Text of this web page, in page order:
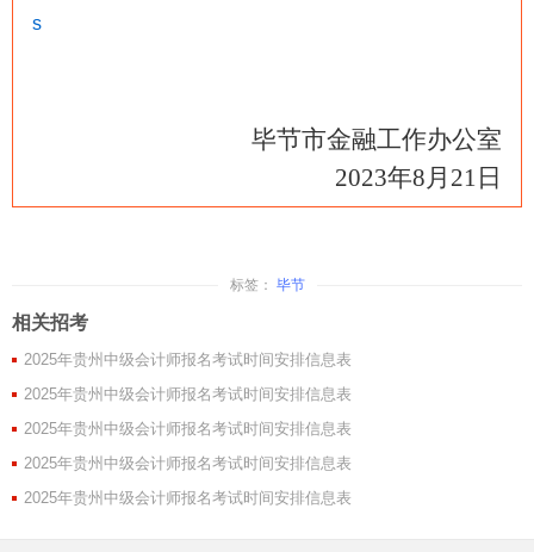
s
毕节市金融工作办公室
2023年8月21日
标签： 毕节
相关招考
2025年贵州中级会计师报名考试时间安排信息表
2025年贵州中级会计师报名考试时间安排信息表
2025年贵州中级会计师报名考试时间安排信息表
2025年贵州中级会计师报名考试时间安排信息表
2025年贵州中级会计师报名考试时间安排信息表